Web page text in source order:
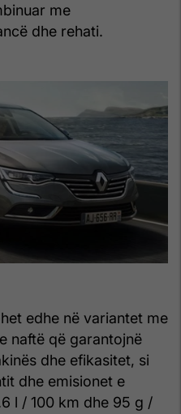
me
dhe rehati.
edhe në variantet me
naftë që garantojnë
dhe efikasitet, si
dhe emisionet e
l / 100 km dhe 95 g /